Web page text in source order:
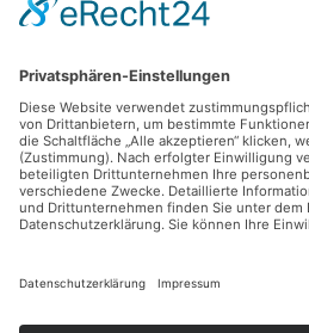
Heinz Tetzner,Selbst
1980, Holzschnitt, 30 x 44 cm, Inv.: B-06022
Bitte schreiben Sie an